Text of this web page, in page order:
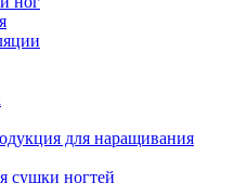
для наращивания
сушки ногтей